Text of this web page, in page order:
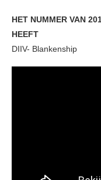
HET NUMMER VAN
HEEFT
DIIV- Blankenship